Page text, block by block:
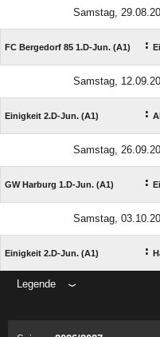
Samstag,
FC Bergedorf 85 1.D-Jun. (A1) :
Samstag,
Einigkeit 2.D-Jun. (A1) :
Samstag,
GW Harburg 1.D-Jun. (A1) :
Samstag,
Einigkeit 2.D-Jun. (A1) :
Legende